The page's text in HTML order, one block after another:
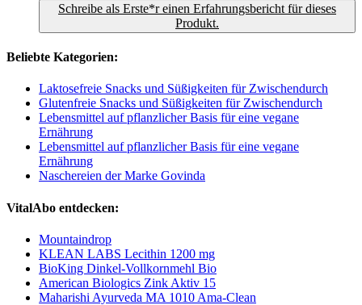
Schreibe als Erste*r einen Erfahrungsbericht für dieses
Produkt.
Beliebte Kategorien:
Laktosefreie Snacks und Süßigkeiten für Zwischendurch
Glutenfreie Snacks und Süßigkeiten für Zwischendurch
Lebensmittel auf pflanzlicher Basis für eine vegane
Ernährung
Lebensmittel auf pflanzlicher Basis für eine vegane
Ernährung
Naschereien der Marke Govinda
VitalAbo entdecken:
Mountaindrop
KLEAN LABS Lecithin 1200 mg
BioKing Dinkel-Vollkornmehl Bio
American Biologics Zink Aktiv 15
Maharishi Ayurveda MA 1010 Ama-Clean